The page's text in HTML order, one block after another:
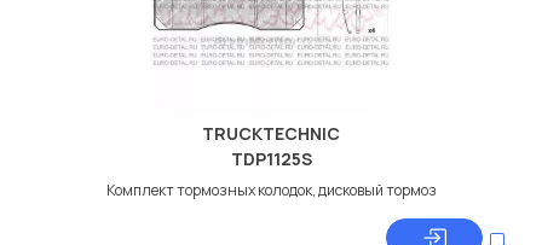
TRUCKTECHNIC
TDP1125S
Комплект тормозных колодок, дисковый тормоз